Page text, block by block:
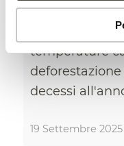
Amazzonia,
Gli aumenti
temperature
decessi
19 Settembre 2025